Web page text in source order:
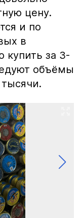
цену.
и по
в
за 3-
объёмы